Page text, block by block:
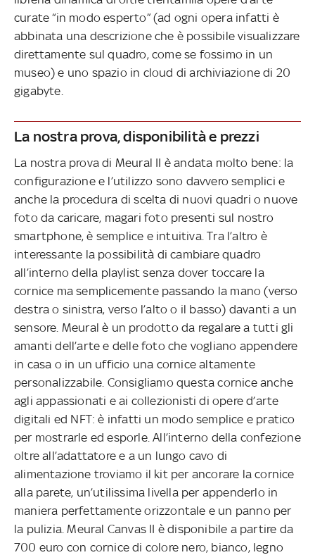
curate “in modo esperto” (ad ogni opera infatti è
abbinata una descrizione che è possibile visualizzare
direttamente sul quadro, come se fossimo in un
museo) e uno spazio in cloud di archiviazione di 20
gigabyte.
La nostra prova, disponibilità e prezzi
La nostra prova di Meural II è andata molto bene: la
configurazione e l’utilizzo sono davvero semplici e
anche la procedura di scelta di nuovi quadri o nuove
foto da caricare, magari foto presenti sul nostro
smartphone, è semplice e intuitiva. Tra l’altro è
interessante la possibilità di cambiare quadro
all’interno della playlist senza dover toccare la
cornice ma semplicemente passando la mano (verso
destra o sinistra, verso l’alto o il basso) davanti a un
sensore. Meural è un prodotto da regalare a tutti gli
amanti dell’arte e delle foto che vogliano appendere
in casa o in un ufficio una cornice altamente
personalizzabile. Consigliamo questa cornice anche
agli appassionati e ai collezionisti di opere d’arte
digitali ed NFT: è infatti un modo semplice e pratico
per mostrarle ed esporle. All’interno della confezione
oltre all’adattatore e a un lungo cavo di
alimentazione troviamo il kit per ancorare la cornice
alla parete, un’utilissima livella per appenderlo in
maniera perfettamente orizzontale e un panno per
la pulizia. Meural Canvas II è disponibile a partire da
700 euro con cornice di colore nero, bianco, legno